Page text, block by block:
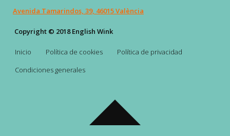
Avenida Tamarindos, 39, 46015 València
Copyright © 2018 English Wink
Inicio Política de cookies
Política de privacidad
Condiciones generales